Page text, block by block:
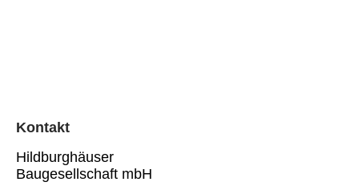
Kontakt
Hildburghäuser
Baugesellschaft mbH